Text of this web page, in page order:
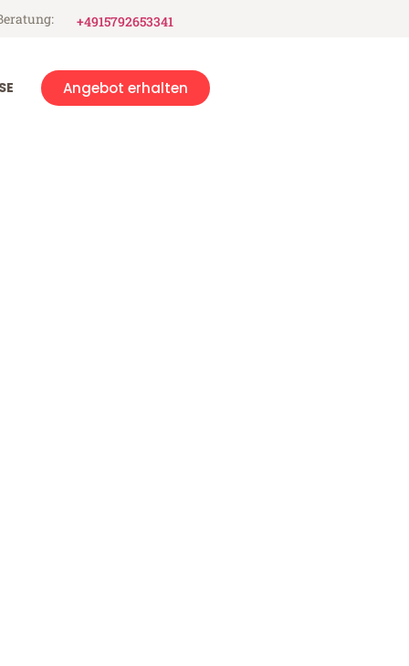
+4915792653341
Angebot erhalten